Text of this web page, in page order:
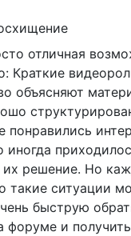
отличная
Краткие
объясняют
иногда
решение. Но
такие ситуации
быструю
форуме и